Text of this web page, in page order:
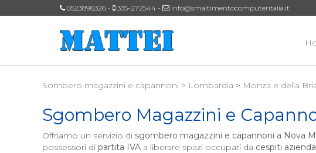
0523896326 - 335-272544 - info@smaltimentocomputeritalia.it
Sombero magazzini e capannoni > Lombardia > Monza e della
Sgombero Magazzini e
Offriamo un servizio di sgombero magazzini e capannoni a Nova
possessori di partita IVA a liberare spazi occupati da cespiti